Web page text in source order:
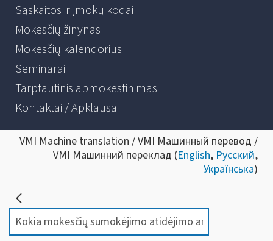
Sąskaitos ir įmokų kodai
Mokesčių žinynas
Mokesčių kalendorius
Seminarai
Tarptautinis apmokestinimas
Kontaktai / Apklausa
VMI Machine translation / VMI Машинный перевод /
VMI Машинний переклад (English, Русский,
Українська)